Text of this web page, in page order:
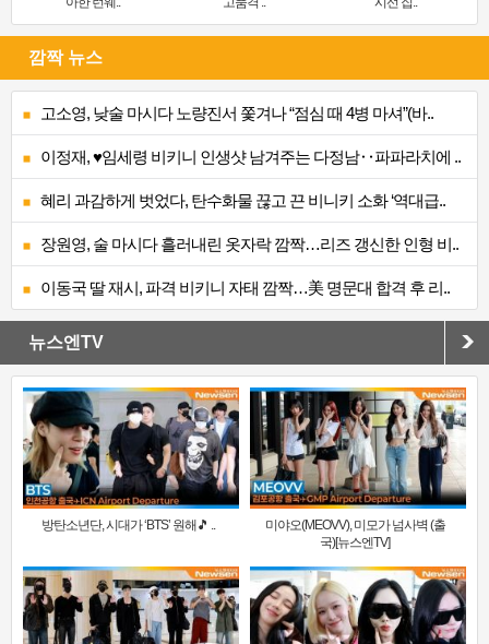
깜짝 뉴스
고소영, 낮술 마시다 노량진서 쫓겨나 “점심 때 4병 마셔”(바..
이정재, ♥임세령 비키니 인생샷 남겨주는 다정남‥파파라치에 ..
혜리 과감하게 벗었다, 탄수화물 끊고 끈 비니키 소화 ‘역대급..
장원영, 술 마시다 흘러내린 옷자락 깜짝…리즈 갱신한 인형 비..
이동국 딸 재시, 파격 비키니 자태 깜짝…美 명문대 합격 후 리..
뉴스엔TV
방탄소년단, 시대가 ‘BTS’ 원해🎵 ..
미야오(MEOVV), 미모가 넘사벽 (출
국)[뉴스엔TV]